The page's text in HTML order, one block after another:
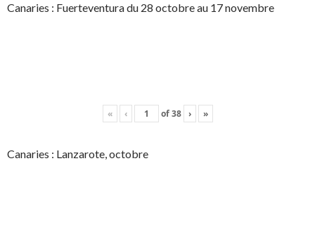
Canaries : Fuerteventura du 28 octobre au 17 novembre
« ‹ of38 › »
Canaries : Lanzarote, octobre